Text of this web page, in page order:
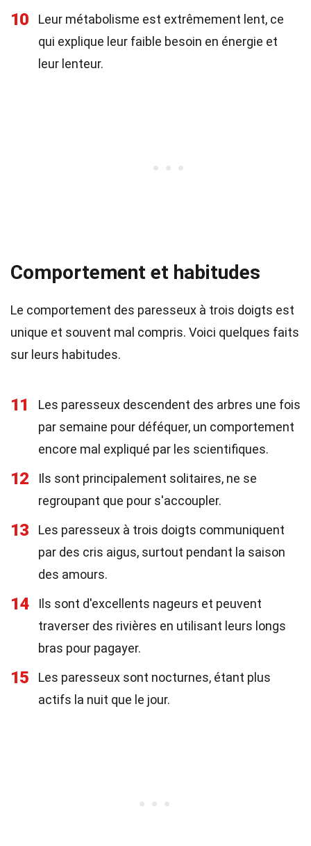
10
Leur métabolisme est extrêmement lent, ce
qui explique leur faible besoin en énergie et
leur lenteur.
Comportement et habitudes
Le comportement des paresseux à trois doigts est
unique et souvent mal compris. Voici quelques faits
sur leurs habitudes.
11
Les paresseux descendent des arbres une fois
par semaine pour déféquer, un comportement
encore mal expliqué par les scientifiques.
12
Ils sont principalement solitaires, ne se
regroupant que pour s'accoupler.
13
Les paresseux à trois doigts communiquent
par des cris aigus, surtout pendant la saison
des amours.
14
Ils sont d'excellents nageurs et peuvent
traverser des rivières en utilisant leurs longs
bras pour pagayer.
15
Les paresseux sont nocturnes, étant plus
actifs la nuit que le jour.